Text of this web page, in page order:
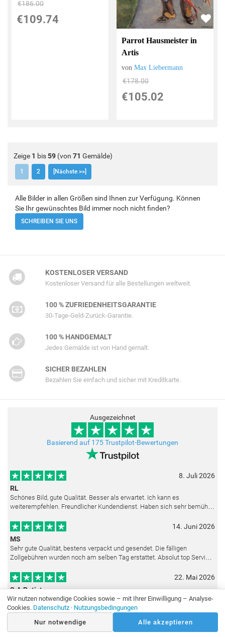
€186.00
€109.74
Parrot Hausmeister in
Artis
vonMax Liebermann
€178.00
€105.02
Zeige 1 bis59 (von 71 Gemälde)
1 2 [Nächste >>]
Alle Bilder in allen Größen sind Ihnen zur Verfügung. Können
Sie Ihr gewünschtes Bild immer noch nicht finden?
SCHREIBEN SIE UNS
KOSTENLOSER VERSAND
Kostenloser Versand für alle Bestellungen weltweit.
100 % ZUFRIEDENHEITSGARANTIE
30-Tage-Geld-Zurück-Garantie.
100 % HANDGEMALT
Jedes Gemälde ist von Hand gemalt.
SICHER BEZAHLEN
Bezahlen Sie einfach und sicher mit Kreditkarte.
Ausgezeichnet
Basierend auf 175 Trustpilot-Bewertungen
8. Juli 2026
RL
Schönes Bild, gute Qualität. Besser als erwartet. Ich kann es
weiterempfehlen. Freundlicher Kundendienst. Haben sich sehr bemüht
14. Juni 2026
MS
Sehr gute Qualität, bestens verpackt und gesendet. Die fälligen
Zollgebühren wurden noch am selben Tag erstattet. Absolut top Service
22. Mai 2026
S.A.Batista
Die Copie ist in sehr guter Qualität. Sehr zufrieden. Schnelle Lieferung.
Besten Dank.
Alle Bewertungen ansehen
Wir nutzen notwendige Cookies sowie – mit Ihrer Einwilligung – Analyse-
Cookies. Datenschutz · Nutzungsbedingungen
Nur notwendige
Alle akzeptieren